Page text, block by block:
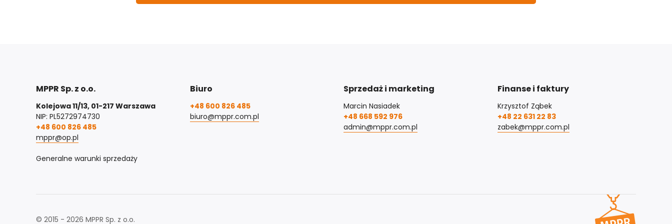
MPPR Sp. z o.o.
Kolejowa 11/13, 01-217 Warszawa
NIP: PL5272974730
+48 600 826 485
mppr@op.pl
Generalne warunki sprzedaży
Biuro
+48 600 826 485
biuro@mppr.com.pl
Sprzedaż i marketing
Marcin Nasiadek
+48 668 592 976
admin@mppr.com.pl
Finanse i faktury
Krzysztof Ząbek
+48 22 631 22 83
zabek@mppr.com.pl
© 2015 - 2026 MPPR Sp. z o.o.